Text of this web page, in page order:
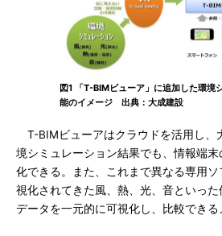
図1 「T-BIMビューア」に追加した環境
能のイメージ 出典：大成建設
T-BIMビューアはクラウドを活用し、
境シミュレーション結果でも、情報端
化できる。また、これまで異なる専用
視化されてきた風、熱、光、音といっ
データを一元的に可視化し、比較できる